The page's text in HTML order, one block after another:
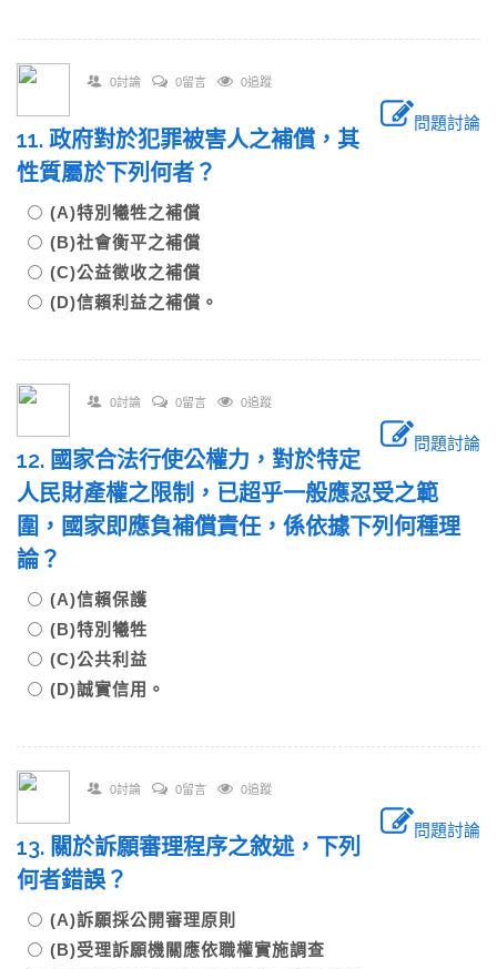
0討論 0留言 0追蹤
問題討論
11. 政府對於犯罪被害人之補償，其
性質屬於下列何者？
(A)特別犧牲之補償
(B)社會衡平之補償
(C)公益徵收之補償
(D)信賴利益之補償。
0討論 0留言 0追蹤
問題討論
12. 國家合法行使公權力，對於特定
人民財產權之限制，已超乎一般應忍受之範
圍，國家即應負補償責任，係依據下列何種理
論？
(A)信賴保護
(B)特別犧牲
(C)公共利益
(D)誠實信用。
0討論 0留言 0追蹤
問題討論
13. 關於訴願審理程序之敘述，下列
何者錯誤？
(A)訴願採公開審理原則
(B)受理訴願機關應依職權實施調查